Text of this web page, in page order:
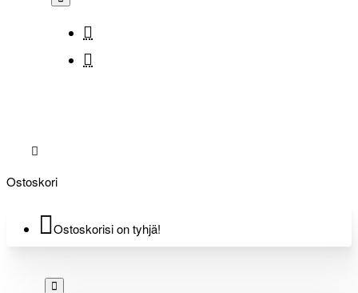
Ostoskori
Ostoskorisi on tyhjä!